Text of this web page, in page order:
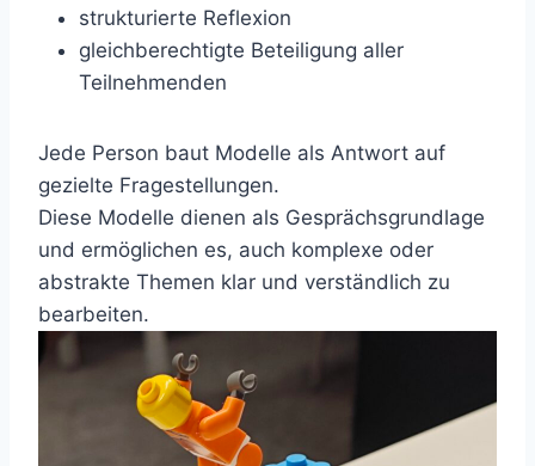
strukturierte Reflexion
gleichberechtigte Beteiligung aller
Teilnehmenden
Jede Person baut Modelle als Antwort auf
gezielte Fragestellungen.
Diese Modelle dienen als Gesprächsgrundlage
und ermöglichen es, auch komplexe oder
abstrakte Themen klar und verständlich zu
bearbeiten.